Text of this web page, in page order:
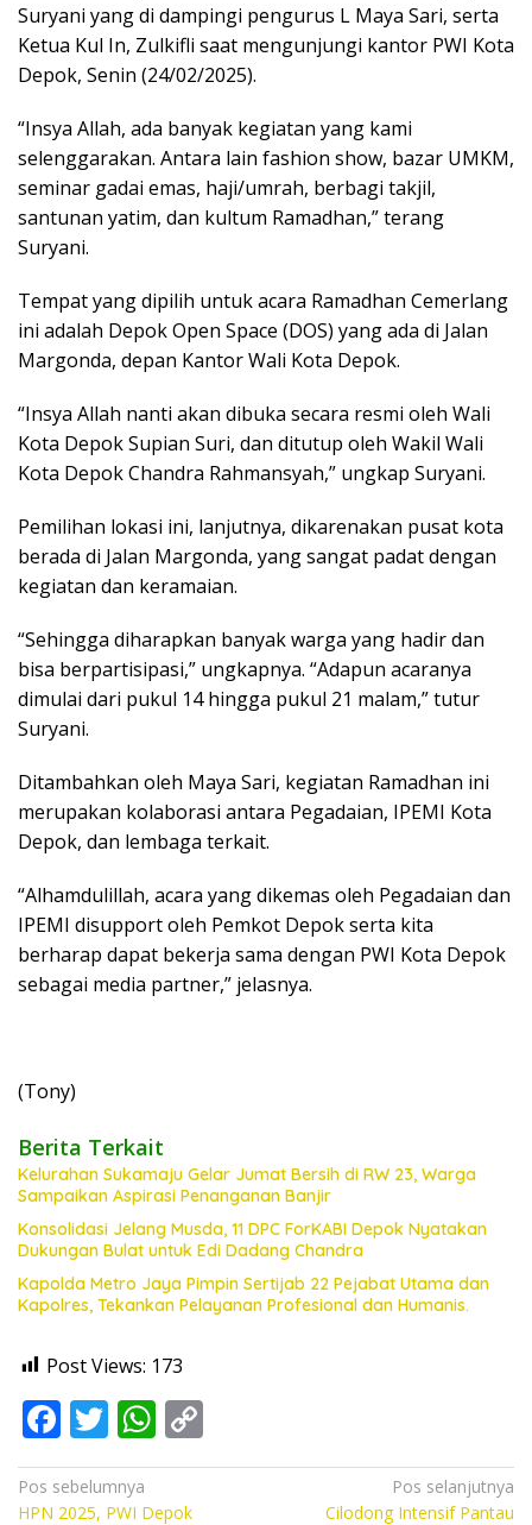
Suryani yang di dampingi pengurus L Maya Sari, serta
Ketua Kul In, Zulkifli saat mengunjungi kantor PWI Kota
Depok, Senin (24/02/2025).
“Insya Allah, ada banyak kegiatan yang kami
selenggarakan. Antara lain fashion show, bazar UMKM,
seminar gadai emas, haji/umrah, berbagi takjil,
santunan yatim, dan kultum Ramadhan,” terang
Suryani.
Tempat yang dipilih untuk acara Ramadhan Cemerlang
ini adalah Depok Open Space (DOS) yang ada di Jalan
Margonda, depan Kantor Wali Kota Depok.
“Insya Allah nanti akan dibuka secara resmi oleh Wali
Kota Depok Supian Suri, dan ditutup oleh Wakil Wali
Kota Depok Chandra Rahmansyah,” ungkap Suryani.
Pemilihan lokasi ini, lanjutnya, dikarenakan pusat kota
berada di Jalan Margonda, yang sangat padat dengan
kegiatan dan keramaian.
“Sehingga diharapkan banyak warga yang hadir dan
bisa berpartisipasi,” ungkapnya. “Adapun acaranya
dimulai dari pukul 14 hingga pukul 21 malam,” tutur
Suryani.
Ditambahkan oleh Maya Sari, kegiatan Ramadhan ini
merupakan kolaborasi antara Pegadaian, IPEMI Kota
Depok, dan lembaga terkait.
“Alhamdulillah, acara yang dikemas oleh Pegadaian dan
IPEMI disupport oleh Pemkot Depok serta kita
berharap dapat bekerja sama dengan PWI Kota Depok
sebagai media partner,” jelasnya.
(Tony)
Berita Terkait
Kelurahan Sukamaju Gelar Jumat Bersih di RW 23, Warga
Sampaikan Aspirasi Penanganan Banjir
Konsolidasi Jelang Musda, 11 DPC ForKABI Depok Nyatakan
Dukungan Bulat untuk Edi Dadang Chandra
Kapolda Metro Jaya Pimpin Sertijab 22 Pejabat Utama dan
Kapolres, Tekankan Pelayanan Profesional dan Humanis.
Post Views: 173
F
ac
e
T
w
itt
W
h
at
o
Navigasi
Pos sebelumnya
HPN 2025, PWI Depok
Pos selanjutnya
Cilodong Intensif Pantau